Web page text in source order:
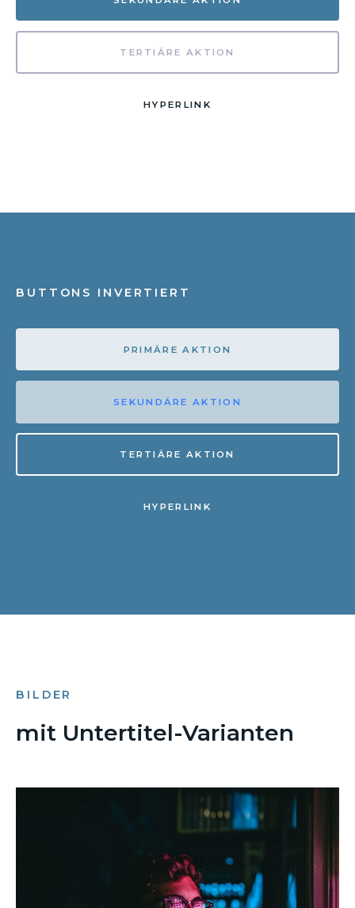
TERTIÄRE AKTION
HYPERLINK
BUTTONS INVERTIERT
PRIMÄRE AKTION
SEKUNDÄRE AKTION
TERTIÄRE AKTION
HYPERLINK
BILDER
mit Untertitel-Varianten